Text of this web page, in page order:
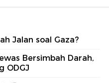
Jalan soal Gaza?
Bersimbah Darah,
ODGJ